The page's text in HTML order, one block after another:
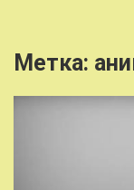
Метка: